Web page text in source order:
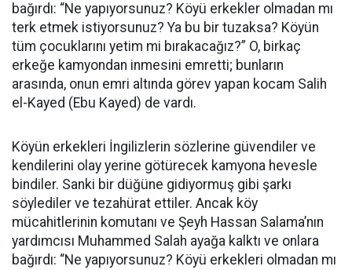
bağırdı: “Ne yapıyorsunuz? Köyü erkekler olmadan mı
terk etmek istiyorsunuz? Ya bu bir tuzaksa? Köyün
tüm çocuklarını yetim mi bırakacağız?” O, birkaç
erkeğe kamyondan inmesini emretti; bunların
arasında, onun emri altında görev yapan kocam Salih
el-Kayed (Ebu Kayed) de vardı.
Köyün erkekleri İngilizlerin sözlerine güvendiler ve
kendilerini olay yerine götürecek kamyona hevesle
bindiler. Sanki bir düğüne gidiyormuş gibi şarkı
söylediler ve tezahürat ettiler. Ancak köy
mücahitlerinin komutanı ve Şeyh Hassan Salama’nın
yardımcısı Muhammed Salah ayağa kalktı ve onlara
bağırdı: “Ne yapıyorsunuz? Köyü erkekleri olmadan mı